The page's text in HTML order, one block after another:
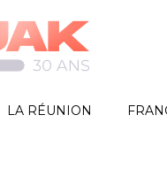
LA RÉUNION